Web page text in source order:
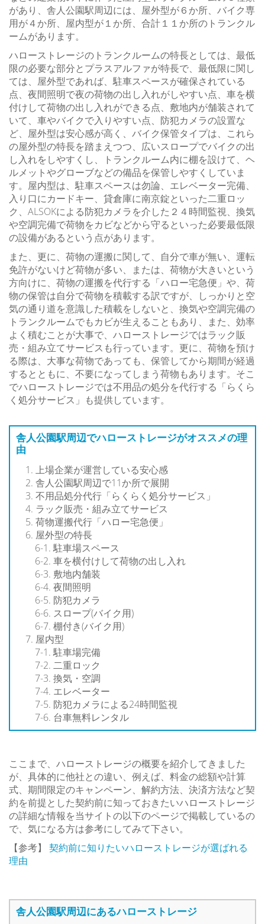
があり、舎人公園駅周辺には、屋外型が６か所、バイク専
用が４か所、屋内型が１か所、合計１１か所のトランクル
ームがあります。
ハローストレージのトランクルームの特長としては、最低
限の必要な部分とプラスアルファが特長で、最低限に関し
ては、屋外型であれば、駐車スペースが確保されている
点、夜間照明で夜の荷物の出し入れがしやすい点、車を横
付けして荷物の出し入れができる点、敷地内が舗装されて
いて、車やバイクで入りやすい点、防犯カメラの設置な
ど、屋外型は安心感が高く、バイク保管タイプは、これら
の屋外型の特長を踏まえつつ、広いスロープでバイクの出
し入れをしやすくし、トランクルーム内に棚を設けて、ヘ
ルメットやグローブなどの備品を保管しやすくしていま
す。屋内型は、駐車スペースは勿論、エレベーター完備、
入り口にカードキー、貸倉庫に南京錠といった二重ロッ
ク、ALSOKによる防犯カメラを介した２４時間監視、換気
や空調完備で荷物をカビなどから守るといった必要最低限
の設備があるという点があります。
また、更に、荷物の運搬に関して、自分で車が無い、運転
免許がないけど荷物が多い、または、荷物が大きいという
方向けに、荷物の運搬を代行する「ハロー宅急便」や、荷
物の保管は自分で荷物を積載する訳ですが、しっかりと空
気の通り道を意識した積載をしないと、換気や空調完備の
トランクルームでもカビが生えることもあり、また、効率
よく積むことが大事で、ハローストレージではラック販
売・組み立てサービスも行っています。更に、荷物を預け
る際は、大事な荷物であっても、保管してから期間が経過
するとともに、不要になってしまう荷物もあります。そこ
でハローストレージでは不用品の処分を代行する「らくら
く処分サービス」も提供しています。
舎人公園駅周辺でハローストレージがオススメの理
由
上場企業が運営している安心感
舎人公園駅周辺で11か所で展開
不用品処分代行「らくらく処分サービス」
ラック販売・組み立てサービス
荷物運搬代行「ハロー宅急便」
屋外型の特長
駐車場スペース
車を横付けして荷物の出し入れ
敷地内舗装
夜間照明
防犯カメラ
スロープ(バイク用)
棚付き(バイク用)
屋内型
駐車場完備
二重ロック
換気・空調
エレベーター
防犯カメラによる24時間監視
台車無料レンタル
ここまで、ハローストレージの概要を紹介してきました
が、具体的に他社との違い、例えば、料金の総額や計算
式、期間限定のキャンペーン、解約方法、決済方法など契
約を前提とした契約前に知っておきたいハローストレージ
の詳細な情報を当サイトの以下のページで掲載しているの
で、気になる方は参考にしてみて下さい。
【参考】 契約前に知りたいハローストレージが選ばれる
理由
舎人公園駅周辺にあるハローストレージ